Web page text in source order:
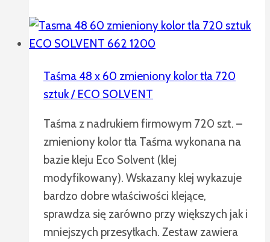
Taśma 48 x 60 zmieniony kolor tła 720
sztuk / ECO SOLVENT
Taśma z nadrukiem firmowym 720 szt. –
zmieniony kolor tła Taśma wykonana na
bazie kleju Eco Solvent (klej
modyfikowany). Wskazany klej wykazuje
bardzo dobre właściwości klejące,
sprawdza się zarówno przy większych jak i
mniejszych przesyłkach. Zestaw zawiera